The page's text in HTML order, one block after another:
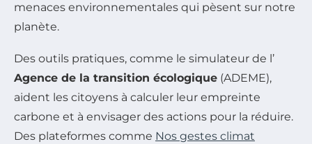
menaces environnementales qui pèsent sur notre
planète.
Des outils pratiques, comme le simulateur de l’
Agence de la transition écologique (ADEME),
aident les citoyens à calculer leur empreinte
carbone et à envisager des actions pour la réduire.
Des plateformes comme Nos gestes climat